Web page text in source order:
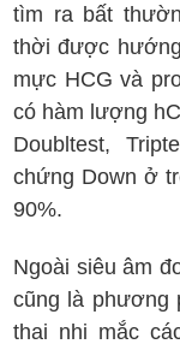
tìm ra bất
thời được
mực HCG và
có hàm lượng
Doubltest,
chứng Down ở
90%.
Ngoài siêu âm
cũng là phương
thai nhi mắc